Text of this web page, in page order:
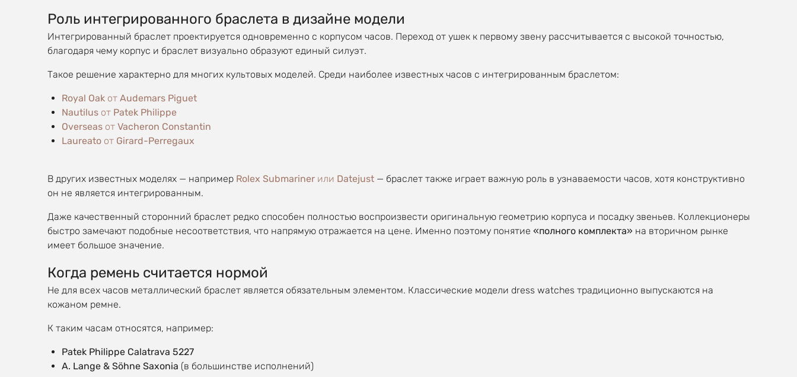
Роль интегрированного браслета в дизайне модели
Интегрированный браслет проектируется одновременно с корпусом часов. Переход от ушек к первому звену рассчитывается с высокой точностью,
благодаря чему корпус и браслет визуально образуют единый силуэт.
Такое решение характерно для многих культовых моделей. Среди наиболее известных часов с интегрированным браслетом:
Royal Oakот Audemars Piguet
Nautilusот Patek Philippe
Overseasот Vacheron Constantin
Laureatoот Girard-Perregaux
В других известных моделях — например Rolex Submarinerили Datejust— браслет также играет важную роль в узнаваемости часов, хотя конструктивно
он не является интегрированным.
Даже качественный сторонний браслет редко способен полностью воспроизвести оригинальную геометрию корпуса и посадку звеньев. Коллекционеры
быстро замечают подобные несоответствия, что напрямую отражается на цене. Именно поэтому понятие «полного комплекта» на вторичном рынке
имеет большое значение.
Когда ремень считается нормой
Не для всех часов металлический браслет является обязательным элементом. Классические модели dress watches традиционно выпускаются на
кожаном ремне.
К таким часам относятся, например:
Patek Philippe Calatrava 5227
A. Lange & Söhne Saxonia (в большинстве исполнений)